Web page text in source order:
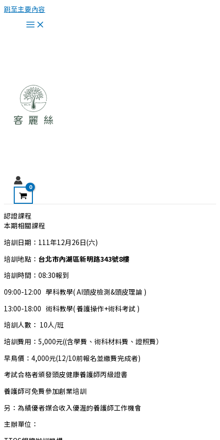
跳至主要內容
認證課程
本期相關課程
培訓日期：111年12月26日(六)
培訓地點： 台北市內湖區新明路343號8樓
培訓時間：08:30報到
09:00-12:00 學科教學( AI頭皮檢測&頭皮理論 )
13:00-18:00 術科教學( 養護操作+術科考試 )
培訓人數： 10人/班
培訓費用：5,000元((含學費、術科材料費、證照費）
早鳥價：4,000元(12/10前報名並繳費完成者)
考試合格者頒發頭皮健康養護師丙級證書
養護師可免費參加創業培訓
另：為績優者媒合收入優渥的養護師工作機會
主辦單位：